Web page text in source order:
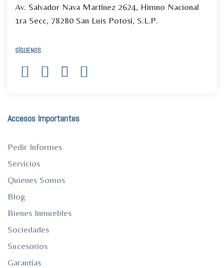
Av. Salvador Nava Martínez 2624, Himno Nacional
1ra Secc, 78280 San Luis Potosí, S.L.P.
SÍGUENOS
Accesos Importantes
Pedir Informes
Servicios
Quienes Somos
Blog
Bienes Inmuebles
Sociedades
Sucesorios
Garantías